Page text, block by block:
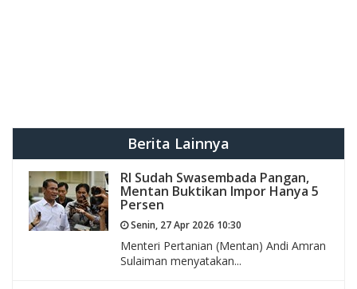
Berita Lainnya
RI Sudah Swasembada Pangan,
Mentan Buktikan Impor Hanya 5
Persen
Senin, 27 Apr 2026 10:30
Menteri Pertanian (Mentan) Andi Amran
Sulaiman menyatakan...